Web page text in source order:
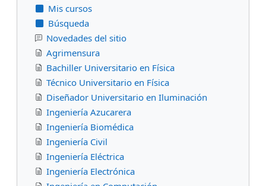
Mis cursos
Búsqueda
Novedades del sitio
Agrimensura
Bachiller Universitario en Física
Técnico Universitario en Física
Diseñador Universitario en Iluminación
Ingeniería Azucarera
Ingeniería Biomédica
Ingeniería Civil
Ingeniería Eléctrica
Ingeniería Electrónica